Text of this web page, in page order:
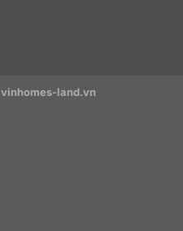
vinhomes-land.vn